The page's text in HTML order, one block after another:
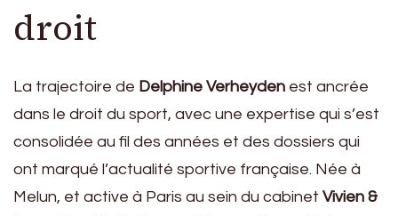
droit
La trajectoire de Delphine Verheyden est ancrée
dans le droit du sport, avec une expertise qui s’est
consolidée au fil des années et des dossiers qui
ont marqué l’actualité sportive française. Née à
Melun, et active à Paris au sein du cabinet Vivien &